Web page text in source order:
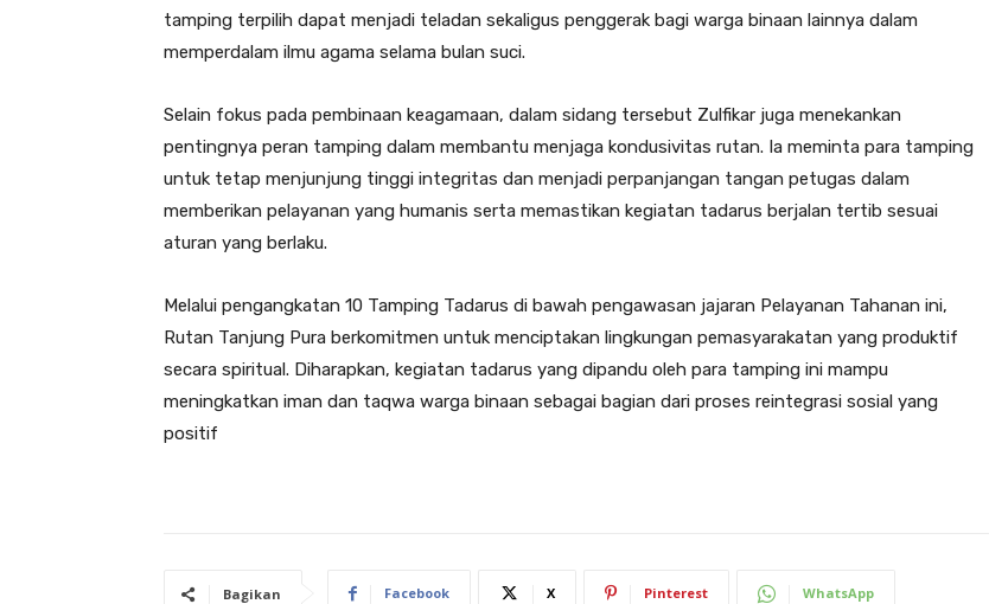
tamping terpilih dapat menjadi teladan sekaligus penggerak bagi warga binaan lainnya dalam
memperdalam ilmu agama selama bulan suci.
Selain fokus pada pembinaan keagamaan, dalam sidang tersebut Zulfikar juga menekankan
pentingnya peran tamping dalam membantu menjaga kondusivitas rutan. Ia meminta para tamping
untuk tetap menjunjung tinggi integritas dan menjadi perpanjangan tangan petugas dalam
memberikan pelayanan yang humanis serta memastikan kegiatan tadarus berjalan tertib sesuai
aturan yang berlaku.
Melalui pengangkatan 10 Tamping Tadarus di bawah pengawasan jajaran Pelayanan Tahanan ini,
Rutan Tanjung Pura berkomitmen untuk menciptakan lingkungan pemasyarakatan yang produktif
secara spiritual. Diharapkan, kegiatan tadarus yang dipandu oleh para tamping ini mampu
meningkatkan iman dan taqwa warga binaan sebagai bagian dari proses reintegrasi sosial yang
positif
Bagikan Facebook X Pinterest WhatsApp